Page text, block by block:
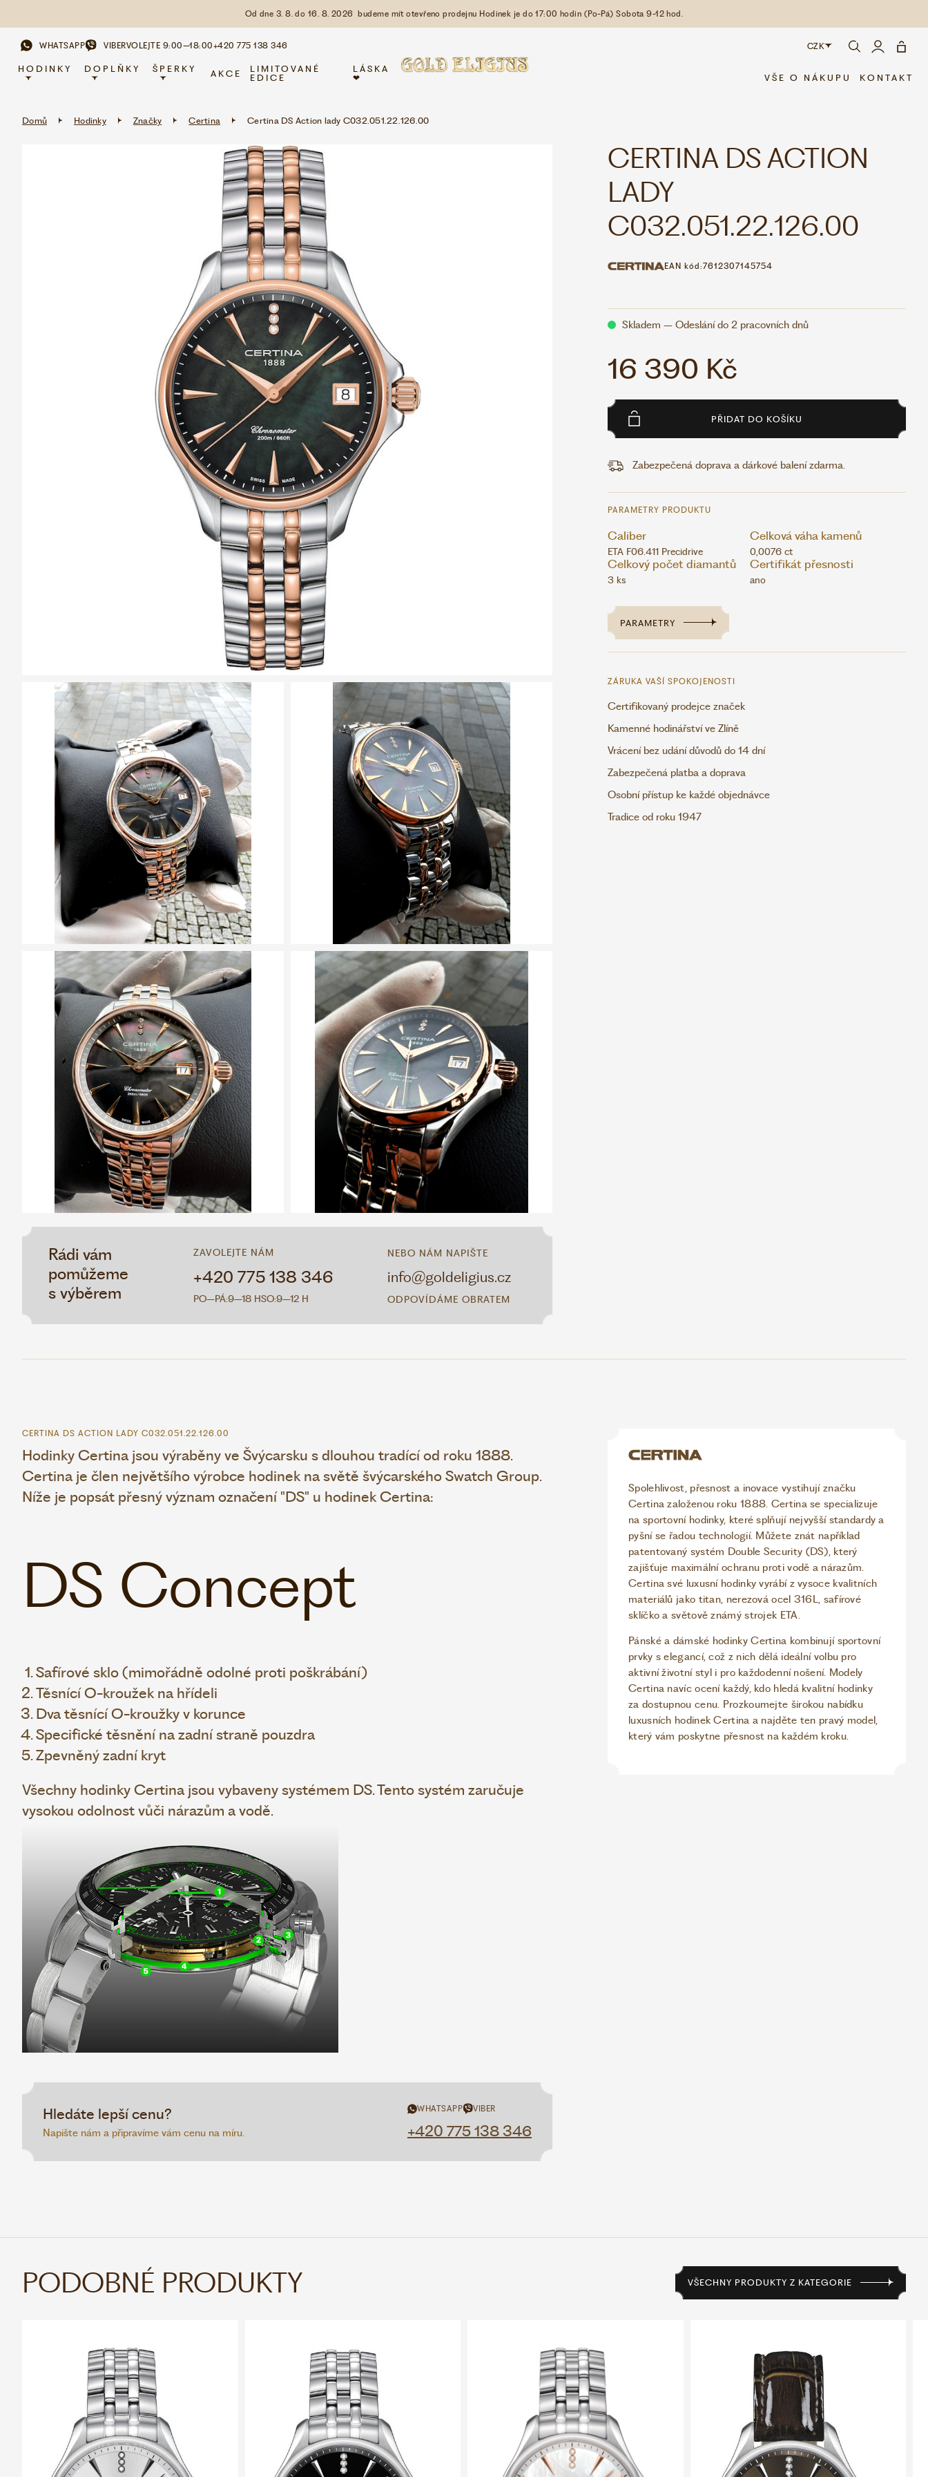
Od dne 3. 8. do 16. 8. 2026 budeme mít otevřeno prodejnu Hodinek je do 17:00 hodin (Po-Pá) Sobota 9-12 hod.
WHATSAPP VIBERVOLEJTE 9:00–18:00+420 775 138 346
HODINKY DOPLŇKY ŠPERKY AKCE
LIMITOVANÉ
EDICE
LÁSKA
❤
CZK
CZK
VŠE O NÁKUPU KONTAKT
Domů Hodinky Značky Certina Certina DS Action lady C032.051.22.126.00
Rádi vám
pomůžeme
s výběrem
ZAVOLEJTE NÁM
+420 775 138 346
PO–PÁ:9–18 HSO:9–12 H
NEBO NÁM NAPIŠTE
info@goldeligius.cz
ODPOVÍDÁME OBRATEM
CERTINA DS ACTION
LADY
C032.051.22.126.00
EAN kód:7612307145754
Skladem – Odeslání do 2 pracovních dnů
16 390 Kč
PŘIDAT DO KOŠÍKU
Zabezpečená doprava a dárkové balení zdarma.
PARAMETRY PRODUKTU
Caliber
ETA F06.411 Precidrive
Celková váha kamenů
0,0076 ct
Celkový počet diamantů
3 ks
Certifikát přesnosti
ano
PARAMETRY
ZÁRUKA VAŠÍ SPOKOJENOSTI
Certifikovaný prodejce značek
Kamenné hodinářství ve Zlíně
Vrácení bez udání důvodů do 14 dní
Zabezpečená platba a doprava
Osobní přístup ke každé objednávce
Tradice od roku 1947
CERTINA DS ACTION LADY C032.051.22.126.00
Hodinky Certina jsou výraběny ve Švýcarsku s dlouhou tradící od roku 1888.
Certina je člen největšího výrobce hodinek na světě švýcarského Swatch Group.
Níže je popsát přesný význam označení "DS" u hodinek Certina:
DS Concept
Safírové sklo (mimořádně odolné proti poškrábání)
Těsnící O-kroužek na hřídeli
Dva těsnící O-kroužky v korunce
Specifické těsnění na zadní straně pouzdra
Zpevněný zadní kryt
Všechny hodinky Certina jsou vybaveny systémem DS. Tento systém zaručuje
vysokou odolnost vůči nárazům a vodě.
Hledáte lepší cenu?
Napište nám a připravíme vám cenu na míru.
WHATSAPP VIBER
+420 775 138 346
Spolehlivost, přesnost a inovace vystihují značku
Certina založenou roku 1888. Certina se specializuje
na sportovní hodinky, které splňují nejvyšší standardy a
pyšní se řadou technologií. Můžete znát například
patentovaný systém Double Security (DS), který
zajišťuje maximální ochranu proti vodě a nárazům.
Certina své luxusní hodinky vyrábí z vysoce kvalitních
materiálů jako titan, nerezová ocel 316L, safírové
sklíčko a světově známý strojek ETA.
Pánské a dámské hodinky Certina kombinují sportovní
prvky s elegancí, což z nich dělá ideální volbu pro
aktivní životní styl i pro každodenní nošení. Modely
Certina navíc ocení každý, kdo hledá kvalitní hodinky
za dostupnou cenu. Prozkoumejte širokou nabídku
luxusních hodinek Certina a najděte ten pravý model,
který vám poskytne přesnost na každém kroku.
PODOBNÉ PRODUKTY VŠECHNY PRODUKTY Z KATEGORIE